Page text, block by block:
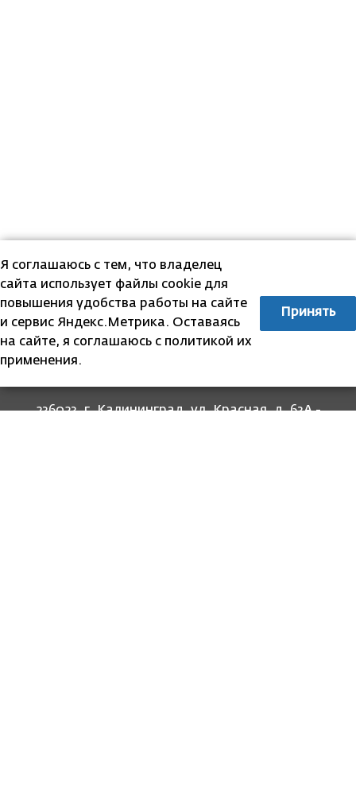
236023, г. Калининград, ул. Красная, д. 63А -
Я соглашаюсь с тем, что владелец
сайта использует файлы cookie для
повышения удобства работы на сайте
и сервис Яндекс.Метрика. Оставаясь
на сайте, я соглашаюсь с политикой их
применения.
Принять